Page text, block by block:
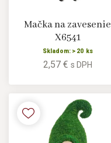
Mačka na zavesenie
X6541
Skladom: > 20 ks
2,57 € s DPH